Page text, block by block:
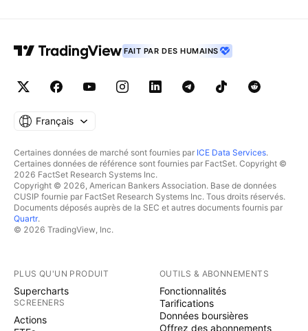
FAIT PAR DES HUMAINS
Français
Certaines données de marché sont fournies par ICE Data Services.
Certaines données de référence sont fournies par FactSet. Copyright ©
2026 FactSet Research Systems Inc.
Copyright © 2026, American Bankers Association. Base de données
CUSIP fournie par FactSet Research Systems Inc. Tous droits réservés.
Documents déposés auprès de la SEC et autres documents fournis par
Quartr.
© 2026 TradingView, Inc.
PLUS QU'UN PRODUIT
Supercharts
SCREENERS
Actions
OUTILS & ABONNEMENTS
Fonctionnalités
Tarifications
Données boursières
Offrez des abonnements